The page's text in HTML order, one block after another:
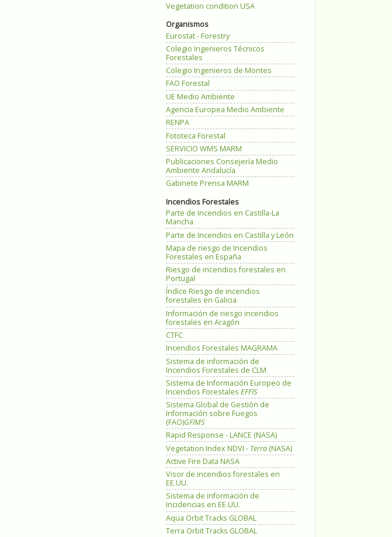
Vegetation condition USA
Organismos
Eurostat - Forestry
Colegio Ingenieros Técnicos
Forestales
Colegio Ingenieros de Montes
FAO Forestal
UE Medio Ambiente
Agencia Europea Medio Ambiente
RENPA
Fototeca Forestal
SERVICIO WMS MARM
Publicaciones Consejería Medio
Ambiente Andalucía
Gabinete Prensa MARM
Incendios Forestales
Parte de Incendios en Castilla-La
Mancha
Parte de Incendios en Castilla y León
Mapa de riesgo de Incendios
Forestales en España
Riesgo de incendios forestales en
Portugal
Índice Riesgo de incendios
forestales en Galicia
Información de riesgo incendios
forestales en Aragón
CTFC
Incendios Forestales MAGRAMA
Sistema de información de
Incendios Forestales de CLM
Sistema de Información Europeo de
Incendios Forestales EFFIS
Sistema Global de Gestión de
Información sobre Fuegos
(FAO)GFIMS
Rapid Response - LANCE (NASA)
Vegetation Index NDVI - Terra (NASA)
Active Fire Data NASA
Visor de incendios forestales en
EE.UU.
Sistema de información de
Incidencias en EE.UU.
Aqua Orbit Tracks GLOBAL
Terra Orbit Tracks GLOBAL